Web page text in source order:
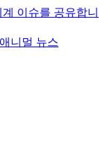
이슈를 공유합니
니멀 뉴스